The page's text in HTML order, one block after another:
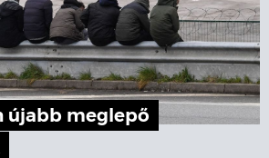
újabb meglepő